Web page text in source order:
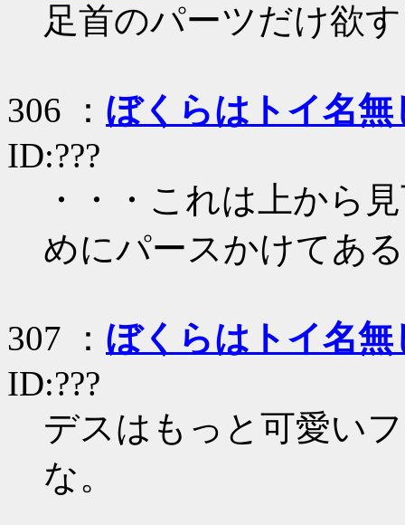
足首のパーツだけ欲
306 ： ぼくらはトイ名無
ID:???
・・・これは上から
めにパースかけてあ
307 ： ぼくらはトイ名無
ID:???
デスはもっと可愛い
な。